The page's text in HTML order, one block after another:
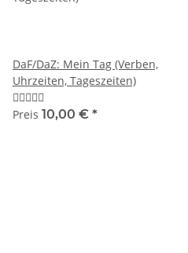
DaF/DaZ: Mein Tag (Verben,
Uhrzeiten, Tageszeiten)
Preis 10,00 € *